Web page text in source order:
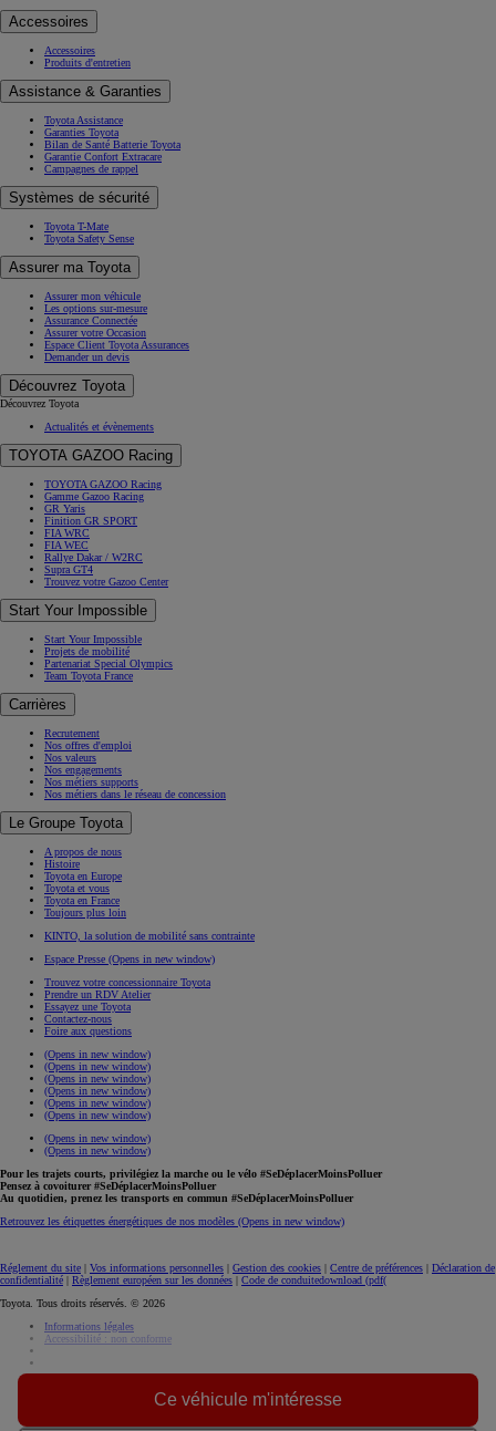
Ce véhicule m'intéresse
Accessoires
Accessoires
Produits d'entretien
Assistance & Garanties
Toyota Assistance
Garanties Toyota
Bilan de Santé Batterie Toyota
Garantie Confort Extracare
Campagnes de rappel
Systèmes de sécurité
Toyota T-Mate
Toyota Safety Sense
Assurer ma Toyota
Assurer mon véhicule
Les options sur-mesure
Assurance Connectée
Assurer votre Occasion
Espace Client Toyota Assurances
Demander un devis
Découvrez Toyota
Découvrez Toyota
Actualités et évènements
TOYOTA GAZOO Racing
TOYOTA GAZOO Racing
Gamme Gazoo Racing
GR Yaris
Finition GR SPORT
FIA WRC
FIA WEC
Rallye Dakar / W2RC
Supra GT4
Trouvez votre Gazoo Center
Start Your Impossible
Start Your Impossible
Projets de mobilité
Partenariat Special Olympics
Team Toyota France
Carrières
Recrutement
Nos offres d'emploi
Nos valeurs
Nos engagements
Nos métiers supports
Nos métiers dans le réseau de concession
Le Groupe Toyota
A propos de nous
Histoire
Toyota en Europe
Toyota et vous
Toyota en France
Toujours plus loin
KINTO, la solution de mobilité sans contrainte
Espace Presse (Opens in new window)
Trouvez votre concessionnaire Toyota
Prendre un RDV Atelier
Essayez une Toyota
Contactez-nous
Foire aux questions
(Opens in new window)
(Opens in new window)
(Opens in new window)
(Opens in new window)
(Opens in new window)
(Opens in new window)
(Opens in new window)
(Opens in new window)
Pour les trajets courts, privilégiez la marche ou le vélo #SeDéplacerMoinsPolluer
Pensez à covoiturer #SeDéplacerMoinsPolluer
Au quotidien, prenez les transports en commun #SeDéplacerMoinsPolluer
Retrouvez les étiquettes énergétiques de nos modèles (Opens in new window)
Réglement du site | Vos informations personnelles | Gestion des cookies | Centre de préférences | Déclaration de
confidentialité | Règlement européen sur les données | Code de conduitedownload (pdf(
Toyota. Tous droits réservés. © 2026
Informations légales
Accessibilité : non conforme